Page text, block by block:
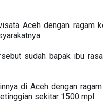
Aceh dengan ragam
sudah bapak ibu
di Aceh dengan
sekitar 1500 mpl.